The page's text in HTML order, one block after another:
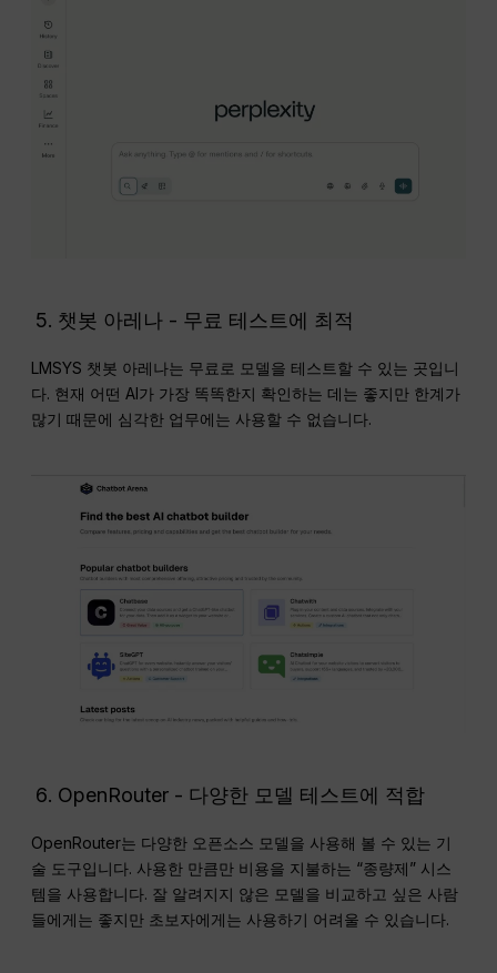
챗봇 아레나 - 무료 테스트에 최적
LMSYS 챗봇 아레나는 무료로 모델을 테스트할 수 있는 곳입니
다. 현재 어떤 AI가 가장 똑똑한지 확인하는 데는 좋지만 한계가
많기 때문에 심각한 업무에는 사용할 수 없습니다.
OpenRouter - 다양한 모델 테스트에 적합
OpenRouter는 다양한 오픈소스 모델을 사용해 볼 수 있는 기
술 도구입니다. 사용한 만큼만 비용을 지불하는 “종량제” 시스
템을 사용합니다. 잘 알려지지 않은 모델을 비교하고 싶은 사람
들에게는 좋지만 초보자에게는 사용하기 어려울 수 있습니다.